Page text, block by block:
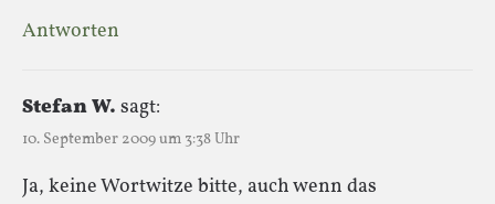
Antworten
Stefan W. sagt:
10. September 2009 um 3:38 Uhr
Ja, keine Wortwitze bitte, auch wenn das